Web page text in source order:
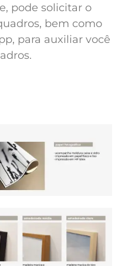
pode solicitar o
bem como
para auxiliar você